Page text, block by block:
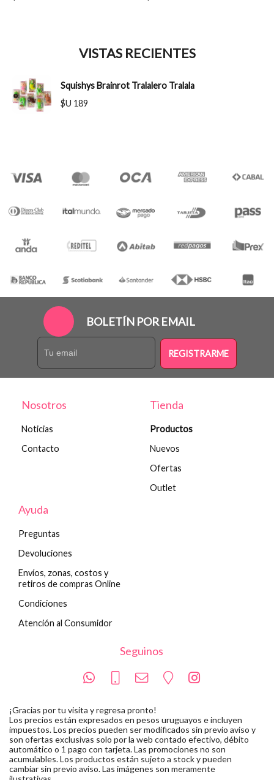
VISTAS RECIENTES
Squishys Brainrot Tralalero Tralala
$U 189
BOLETÍN POR EMAIL
REGISTRARME
Nosotros
Noticias
Contacto
Tienda
Productos
Nuevos
Ofertas
Outlet
Ayuda
Preguntas
Devoluciones
Envíos, zonas, costos y
retiros de compras Online
Condiciones
Atención al Consumidor
Seguinos
¡Gracias por tu visita y regresa pronto!
Los precios están expresados en pesos uruguayos e incluyen
impuestos. Los precios pueden ser modificados sin previo aviso y
son ofertas exclusivas solo por la web contado efectivo, débito
automático o 1 pago con tarjeta. Las promociones no son
acumulables. Los productos están sujeto a stock y pueden
cambiar sin previo aviso. Las imágenes son meramente